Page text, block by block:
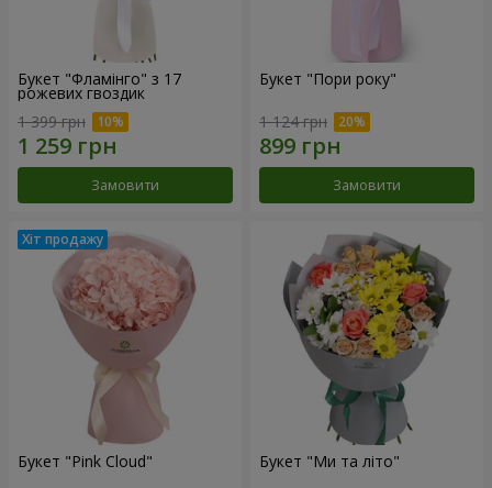
Букет "Фламінго" з 17
рожевих гвоздик
1 399 грн
Замовити
Букет "Пори року"
1 124 грн
Замовити
Букет "Pink Cloud" Букет "Ми та літо"